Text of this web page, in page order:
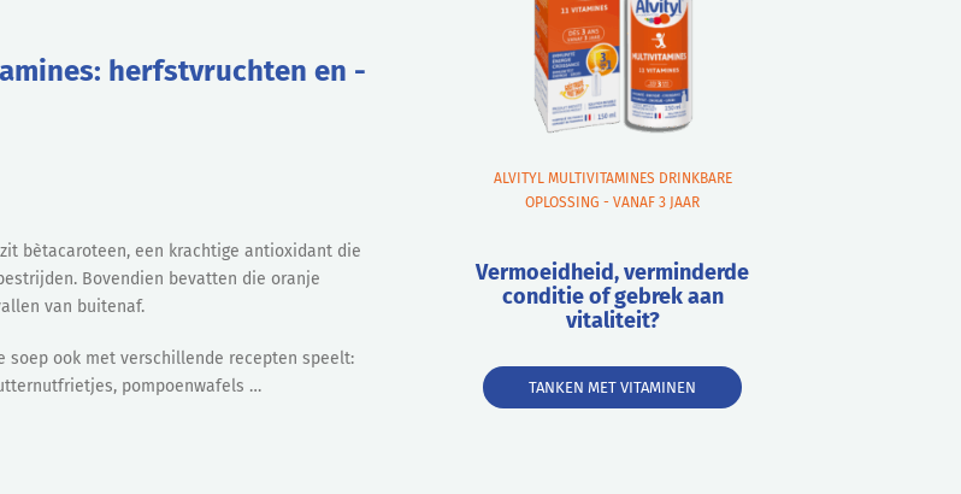
herfstvruchten en -
bètacaroteen, een krachtige antioxidant die
Bovendien bevatten die oranje
van buitenaf.
soep ook met verschillende recepten speelt:
pompoenwafels …
ALVITYL MULTIVITAMINES DRINKBARE
OPLOSSING - VANAF 3 JAAR
Vermoeidheid, verminderde
conditie of gebrek aan
vitaliteit?
TANKEN MET VITAMINEN